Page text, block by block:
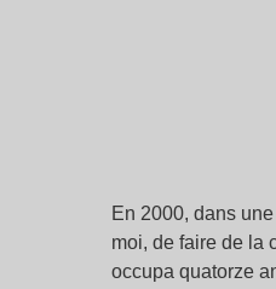
En 2000, dans
moi, de faire de la
occupa quatorze